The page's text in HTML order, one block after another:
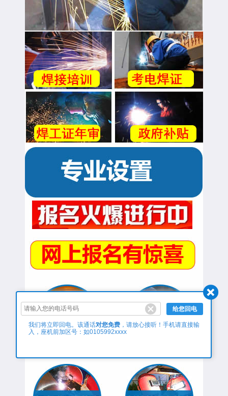
给您回电
我们将立即回电。该通话对您免费，请放心接听！手机请直接输
入，座机前加区号：如0105992xxxx